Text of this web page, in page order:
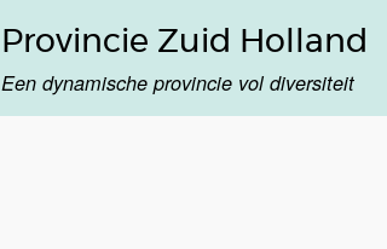
Provincie Zuid Holland
Een dynamische provincie vol diversiteit